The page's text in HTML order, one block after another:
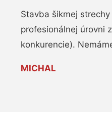
Stavba šikmej
profesionálnej úrovni
konkurencie).
MICHAL